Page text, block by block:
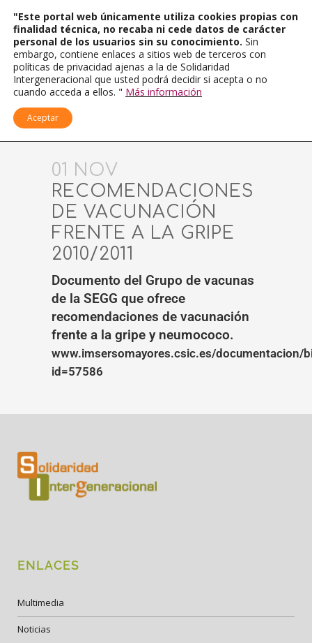
01 NOV
RECOMENDACIONES
DE VACUNACIÓN
FRENTE A LA GRIPE
2010/2011
Documento del Grupo de vacunas
de la SEGG que ofrece
recomendaciones de vacunación
frente a la gripe y neumococo.
www.imsersomayores.csic.es/documentacion/
id=57586
ENLACES
Multimedia
Noticias
"Este portal web únicamente utiliza cookies propias con
finalidad técnica, no recaba ni cede datos de carácter
personal de los usuarios sin su conocimiento. Sin
embargo, contiene enlaces a sitios web de terceros con
políticas de privacidad ajenas a la de Solidaridad
Intergeneracional que usted podrá decidir si acepta o no
cuando acceda a ellos. " Más información
Aceptar